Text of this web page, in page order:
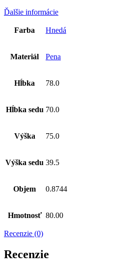
Ďalšie informácie
Farba Hnedá
Materiál Pena
Hĺbka 78.0
Hĺbka sedu 70.0
Výška 75.0
Výška sedu 39.5
Objem 0.8744
Hmotnosť 80.00
Recenzie (0)
Recenzie